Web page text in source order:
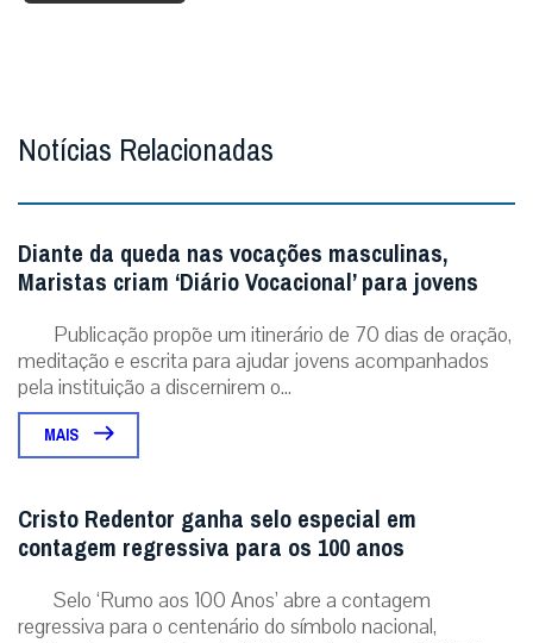
Notícias Relacionadas
Diante da queda nas vocações masculinas,
Maristas criam ‘Diário Vocacional’ para jovens
Publicação propõe um itinerário de 70 dias de oração,
meditação e escrita para ajudar jovens acompanhados
pela instituição a discernirem o...
MAIS
Cristo Redentor ganha selo especial em
contagem regressiva para os 100 anos
Selo ‘Rumo aos 100 Anos’ abre a contagem
regressiva para o centenário do símbolo nacional,